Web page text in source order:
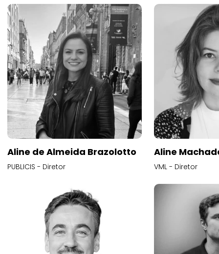
Aline de Almeida Brazolotto
PUBLICIS - Diretor
Aline
VML - Diretor